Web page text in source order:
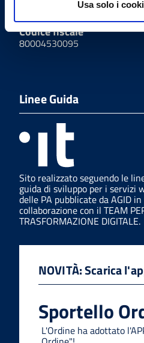
Usa solo i
Codice fiscale
80004530095
Linee Guida
Sito realizzato seguendo le
guida di sviluppo per i servizi
delle PA pubblicate da AGID in
collaborazione con il TEAM
TRASFORMAZIONE DIGITALE.
NOVITÀ: Scarica
Sportello
L'Ordine ha adottato